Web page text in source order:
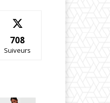
708
Suiveurs